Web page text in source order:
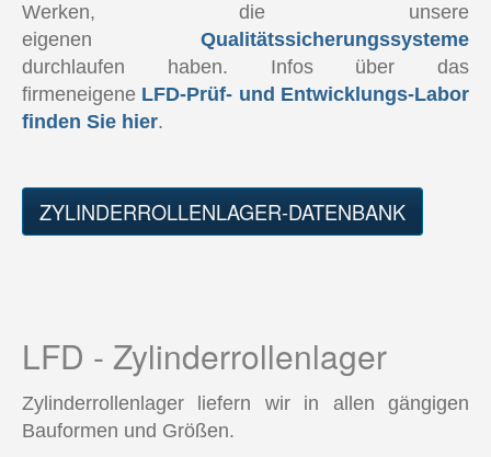
Lagergehäuse LFD - SNL und SD
Lagergehäuse-Datenbank
Gelenklager LFD
Gelenklager-Datenbank
AgriHub
Qualitätssicherung
LFD Prüfstände
Labor
Werken, die unsere
eigenen Qualitätssicherungssysteme
durchlaufen haben. Infos über das
firmeneigene LFD-Prüf- und Entwicklungs-Labor
finden Sie hier.
ZYLINDERROLLENLAGER-DATENBANK
LFD - Zylinderrollenlager
Zylinderrollenlager liefern wir in allen gängigen
Bauformen und Größen.